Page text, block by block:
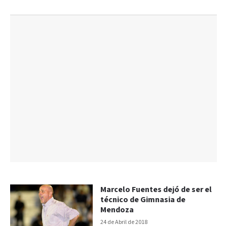
24 de Abril de 2018
Marcelo Fuentes dejó de ser el
técnico de Gimnasia de
Mendoza